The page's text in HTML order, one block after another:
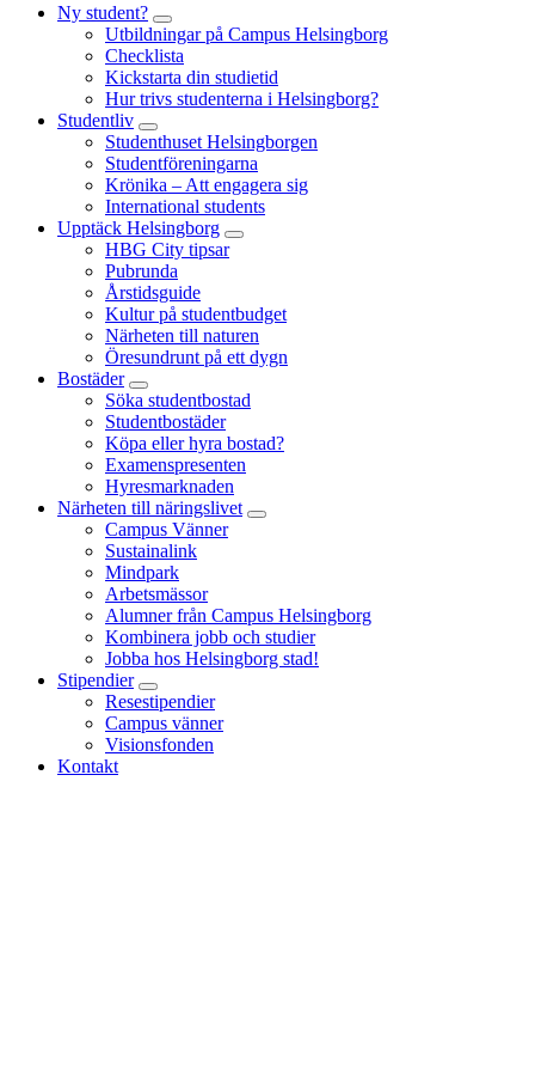
Ny student?
Utbildningar på Campus Helsingborg
Checklista
Kickstarta din studietid
Hur trivs studenterna i Helsingborg?
Studentliv
Studenthuset Helsingborgen
Studentföreningarna
Krönika – Att engagera sig
International students
Upptäck Helsingborg
HBG City tipsar
Pubrunda
Årstidsguide
Kultur på studentbudget
Närheten till naturen
Öresundrunt på ett dygn
Bostäder
Söka studentbostad
Studentbostäder
Köpa eller hyra bostad?
Examenspresenten
Hyresmarknaden
Närheten till näringslivet
Campus Vänner
Sustainalink
Mindpark
Arbetsmässor
Alumner från Campus Helsingborg
Kombinera jobb och studier
Jobba hos Helsingborg stad!
Stipendier
Resestipendier
Campus vänner
Visionsfonden
Kontakt